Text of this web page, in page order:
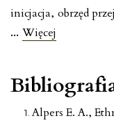
inicjacja, obrzęd
... Więcej
Alpers E. A.,